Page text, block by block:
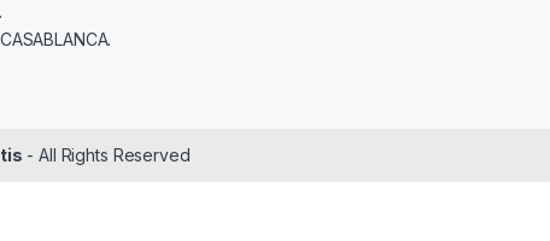
- All Rights Reserved